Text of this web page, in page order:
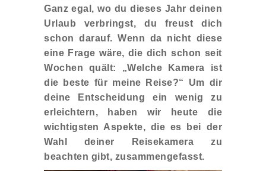
Ganz egal, wo du dieses Jahr deinen
Urlaub verbringst, du freust dich
schon darauf. Wenn da nicht diese
eine Frage wäre, die dich schon seit
Wochen quält: „Welche Kamera ist
die beste für meine Reise?“ Um dir
deine Entscheidung ein wenig zu
erleichtern, haben wir heute die
wichtigsten Aspekte, die es bei der
Wahl deiner Reisekamera zu
beachten gibt, zusammengefasst.